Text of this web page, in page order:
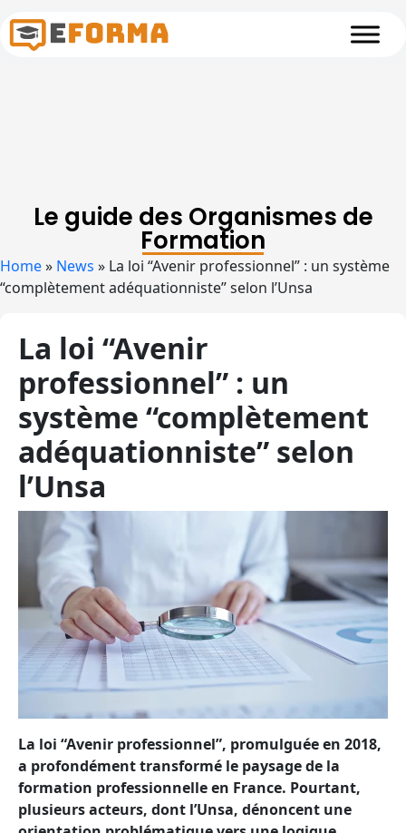
Le guide des Organismes de
Formation
Home» News » La loi “Avenir professionnel” : un système
“complètement adéquationniste” selon l’Unsa
La loi “Avenir
professionnel” : un
système “complètement
adéquationniste” selon
l’Unsa
La loi “Avenir professionnel”, promulguée en 2018,
a profondément transformé le paysage de la
formation professionnelle en France. Pourtant,
plusieurs acteurs, dont l’Unsa, dénoncent une